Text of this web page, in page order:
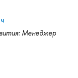
Менеджер